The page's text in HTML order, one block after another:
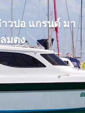
าวปอ แกรนด์ มา
มตง